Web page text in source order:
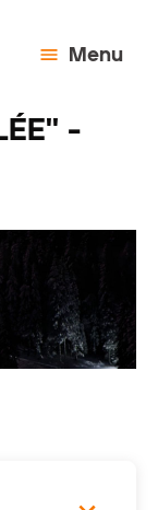
Menu
-